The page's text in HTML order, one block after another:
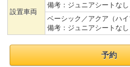
設置車両
備考： ジュニアシートなし
ベーシック／アクア（ハイ
備考： ジュニアシートなし
予約